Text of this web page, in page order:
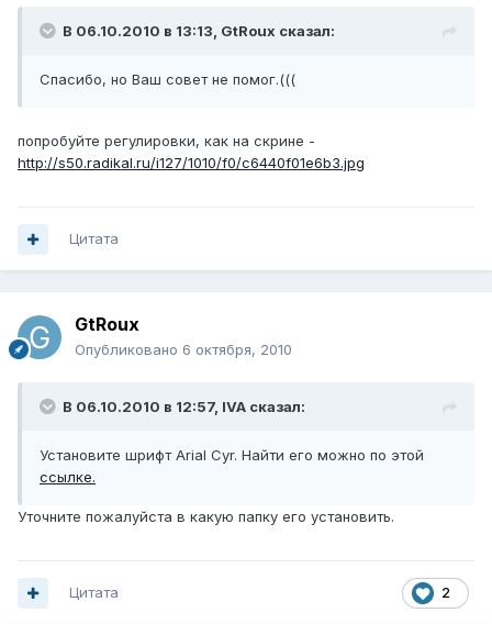
В 06.10.2010 в 13:13, GtRoux сказал:
Спасибо, но Ваш совет не помог.(((
попробуйте регулировки, как на скрине -
http://s50.radikal.ru/i127/1010/f0/c6440f01e6b3.jpg
Цитата
GtRoux
Опубликовано 6 октября, 2010
В 06.10.2010 в 12:57, IVA сказал:
Установите шрифт Arial Cyr. Найти его можно по этой
ссылке.
Уточните пожалуйста в какую папку его установить.
2
Цитата